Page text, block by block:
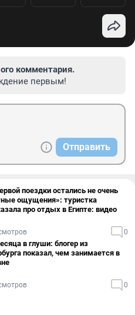
комментария.
первым!
Отправить
поездки остались не очень
ощущения»: туристка
про отдых в Египте: видео
0
в глуши: блогер из
показал, чем занимается в
0